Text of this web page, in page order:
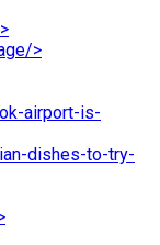
>
airport-is-
dishes-to-try-